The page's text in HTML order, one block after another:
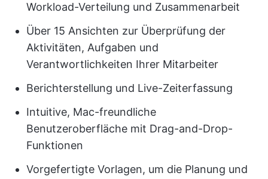
Workload-Verteilung und Zusammenarbeit
Über 15 Ansichten zur Überprüfung der
Aktivitäten, Aufgaben und
Verantwortlichkeiten Ihrer Mitarbeiter
Berichterstellung und Live-Zeiterfassung
Intuitive, Mac-freundliche
Benutzeroberfläche mit Drag-and-Drop-
Funktionen
Vorgefertigte Vorlagen, um die Planung und